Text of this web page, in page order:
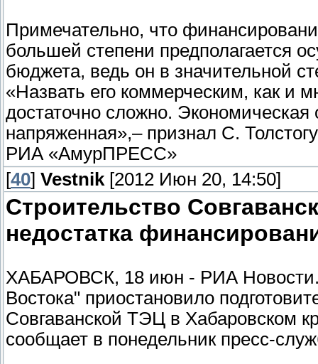
Примечательно, что
большей степени предполагается
бюджета, ведь он в значительной
«Назвать его коммерческим, как и
достаточно сложно. Экономическая
напряженная»,– признал С.
РИА «АмурПРЕСС»
[40] Vestnik [2012 Июн 20, 14:50]
Строительство
недостатка
ХАБАРОВСК, 18 июн - РИА
Востока" приостановило
Совгаванской ТЭЦ в Хабаровском
сообщает в понедельник пресс-